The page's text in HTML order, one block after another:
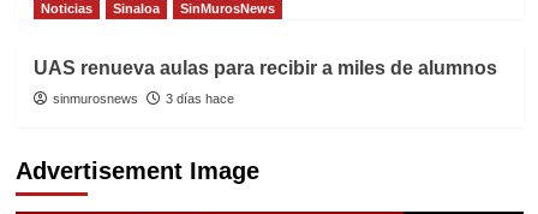
Noticias
Sinaloa SinMurosNews
UAS renueva aulas para recibir a miles de alumnos
sinmurosnews 3 días hace
Advertisement Image